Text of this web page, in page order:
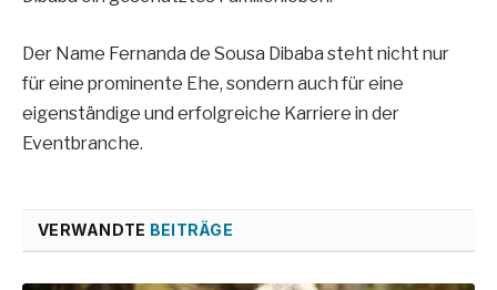
Der Name Fernanda de Sousa Dibaba steht nicht nur
für eine prominente Ehe, sondern auch für eine
eigenständige und erfolgreiche Karriere in der
Eventbranche.
VERWANDTE BEITRÄGE